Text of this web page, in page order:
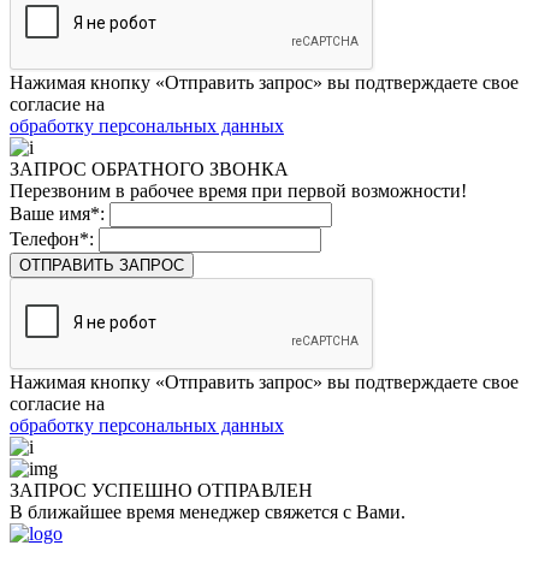
Нажимая кнопку «Отправить запрос» вы подтверждаете свое
согласие на
обработку персональных данных
ЗАПРОС ОБРАТНОГО ЗВОНКА
Перезвоним в рабочее время при первой возможности!
Ваше имя*:
Телефон*:
ОТПРАВИТЬ ЗАПРОС
Нажимая кнопку «Отправить запрос» вы подтверждаете свое
согласие на
обработку персональных данных
ЗАПРОС УСПЕШНО ОТПРАВЛЕН
В ближайшее время менеджер свяжется с Вами.